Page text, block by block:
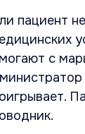
пациент
с